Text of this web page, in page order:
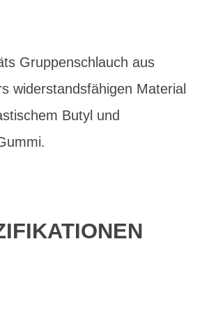
Gruppenschlauch aus
widerstandsfähigen Material
Butyl und